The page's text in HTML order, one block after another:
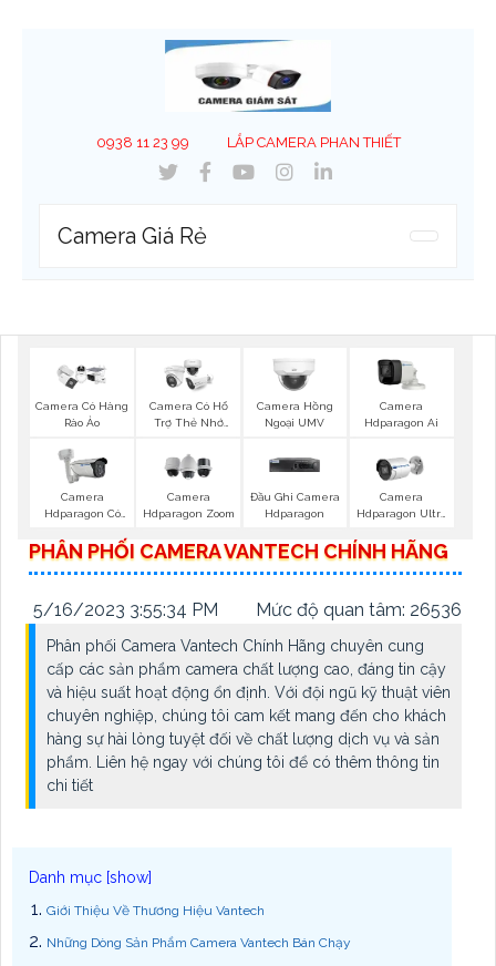
0938 11 23 99 LẮP CAMERA PHAN THIẾT
Camera Giá Rẻ
Camera Có Hàng
Rào Ảo
Camera Có Hổ
Trợ Thẻ Nhớ
Camera Hồng
Ngoại UMV
Camera
Hdparagon Ai
Camera
Hdparagon Có
Camera
Hdparagon Zoom
Đầu Ghi Camera
Hdparagon
Camera
Hdparagon Ultra
PHÂN PHỐI CAMERA VANTECH CHÍNH HÃNG
5/16/2023 3:55:34 PM Mức độ quan tâm: 26536
Phân phối Camera Vantech Chính Hãng chuyên cung
cấp các sản phẩm camera chất lượng cao, đáng tin cậy
và hiệu suất hoạt động ổn định. Với đội ngũ kỹ thuật viên
chuyên nghiệp, chúng tôi cam kết mang đến cho khách
hàng sự hài lòng tuyệt đối về chất lượng dịch vụ và sản
phẩm. Liên hệ ngay với chúng tôi để có thêm thông tin
chi tiết
Giới Thiệu Về Thương Hiệu Vantech
Những Dòng Sản Phẩm Camera Vantech Bán Chạy